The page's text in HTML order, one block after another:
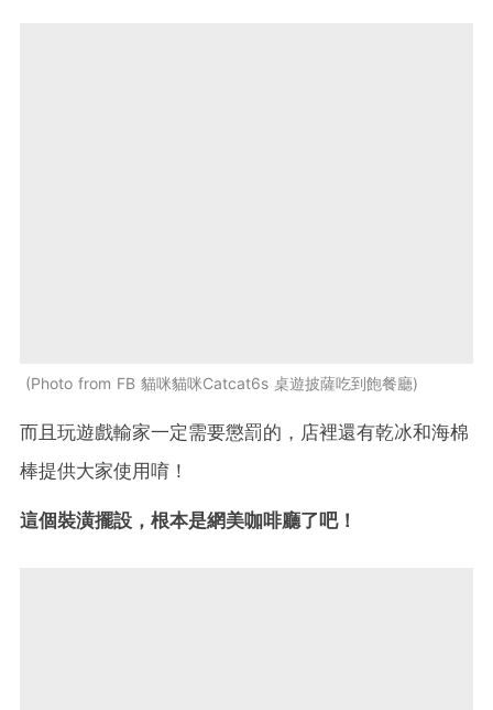
Photo from FB 貓咪貓咪Catcat6s 桌遊披薩吃到飽餐廳
而且玩遊戲輸家一定需要懲罰的，店裡還有乾冰和海棉
棒提供大家使用唷！
這個裝潢擺設，根本是網美咖啡廳了吧！